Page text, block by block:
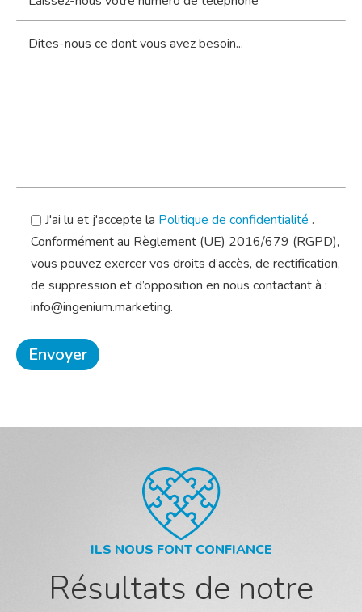
J'ai lu et j'accepte la Politique de confidentialité.
Conformément au Règlement (UE) 2016/679 (RGPD),
vous pouvez exercer vos droits d’accès, de rectification,
de suppression et d’opposition en nous contactant à :
info@ingenium.marketing.
ILS NOUS FONT CONFIANCE
Résultats de notre